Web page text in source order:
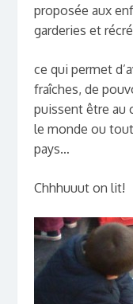
proposée aux
garderies et
ce qui permet
fraîches, de
puissent être au
le monde ou
pays…
Chhhuuut on lit!